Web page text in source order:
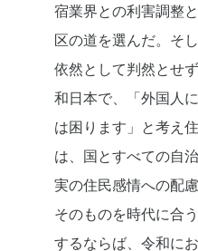
宿業界との利害調整
区の道を選んだ。そ
依然として判然とせ
和日本で、「外国人
は困ります」と考え
は、国とすべての自
実の住民感情への配
そのものを時代に合
するならば、令和に